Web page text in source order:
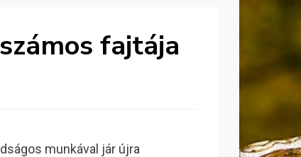
fajtája
munkával jár újra